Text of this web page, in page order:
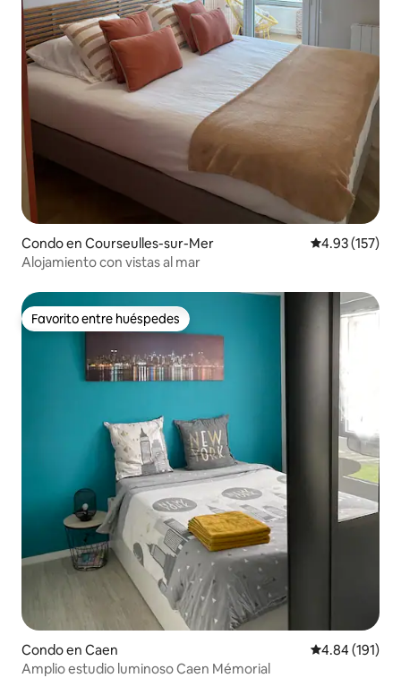
Condo en Courseulles-sur-Mer Calificación
4.93 (157)
Alojamiento con vistas al mar
Favorito entre huéspedes
Favorito entre huéspedes
Condo en Caen Calificación
4.84 (191)
Amplio estudio luminoso Caen Mémorial